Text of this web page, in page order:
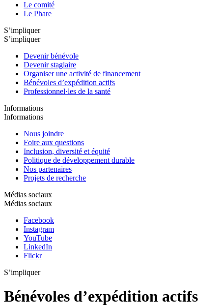
Le comité
Le Phare
S’impliquer
S’impliquer
Devenir bénévole
Devenir stagiaire
Organiser une activité de financement
Bénévoles d’expédition actifs
Professionnel·les de la santé
Informations
Informations
Nous joindre
Foire aux questions
Inclusion, diversité et équité
Politique de développement durable
Nos partenaires
Projets de recherche
Médias sociaux
Médias sociaux
Facebook
Instagram
YouTube
LinkedIn
Flickr
S’impliquer
Bénévoles d’expédition actifs